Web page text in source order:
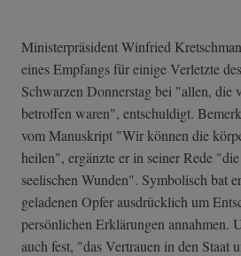
Ministerpräsident Winfried
eines Empfangs für einige Verletzte
Schwarzen Donnerstag bei "allen, die
betroffen waren", entschuldigt.
vom Manuskript "Wir können die
heilen", ergänzte er in seiner Rede
seelischen Wunden". Symbolisch bat
geladenen Opfer ausdrücklich um
persönlichen Erklärungen annahmen.
auch fest, "das Vertrauen in den Staat